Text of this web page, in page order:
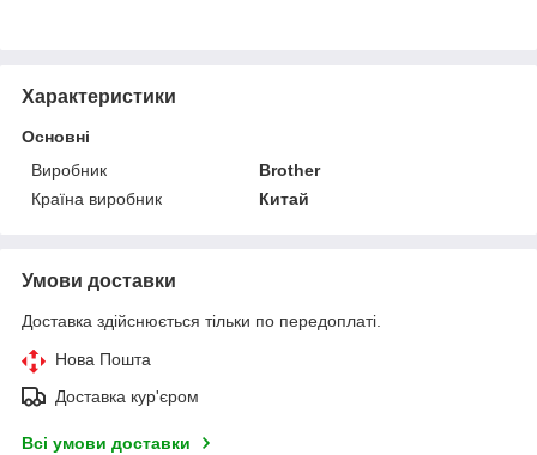
Характеристики
Основні
Виробник
Brother
Країна виробник
Китай
Умови доставки
Доставка здійснюється тільки по передоплаті.
Нова Пошта
Доставка кур'єром
Всі умови доставки